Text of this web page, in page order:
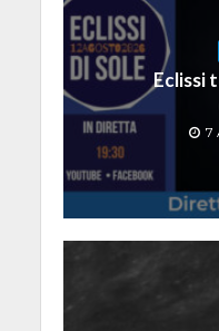
Eclissi
7